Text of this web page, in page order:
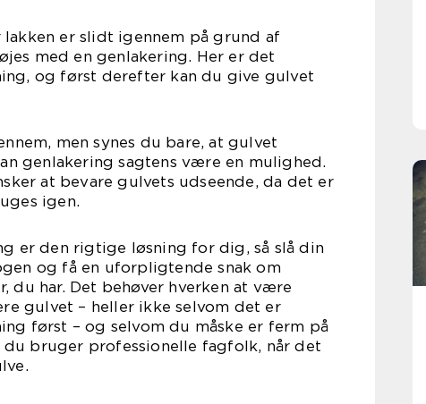
er slidt igennem på grund af
med en genlakering. Her er det
og først derefter kan du give gulvet
men synes du bare, at gulvet
genlakering sagtens være en mulighed.
at bevare gulvets udseende, da det er
igen.
er den rigtige løsning for dig, så slå din
og få en uforpligtende snak om
du har. Det behøver hverken at være
gulvet – heller ikke selvom det er
først – og selvom du måske er ferm på
bruger professionelle fagfolk, når det